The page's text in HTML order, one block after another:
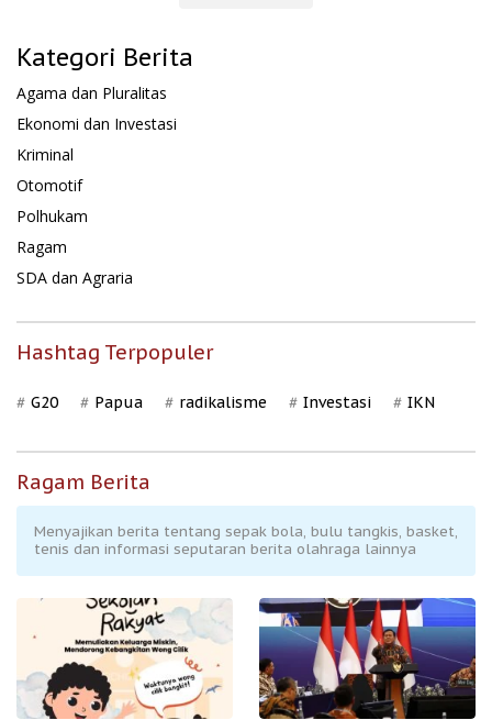
Kategori Berita
Agama dan Pluralitas
Ekonomi dan Investasi
Kriminal
Otomotif
Polhukam
Ragam
SDA dan Agraria
Hashtag Terpopuler
G20 Papua radikalisme Investasi IKN
Ragam Berita
Menyajikan berita tentang sepak bola, bulu tangkis, basket,
tenis dan informasi seputaran berita olahraga lainnya